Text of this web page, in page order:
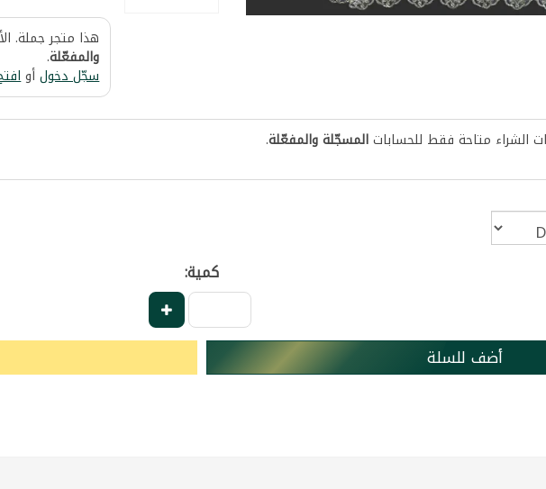
هذا متجر جملة.
والمفعّلة.
سجّل دخولأو
الشراء متاحة فقط للحساباتالمسجّلة والمفعّلة.
كمية:
أضف للسلة